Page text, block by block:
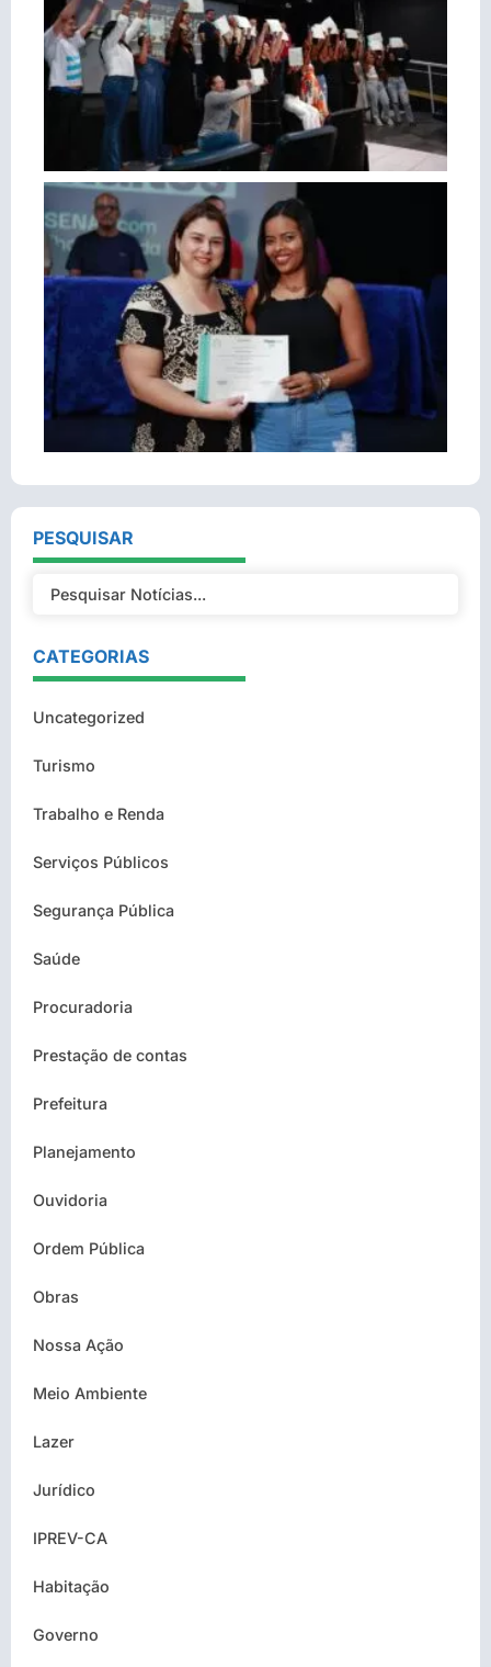
PESQUISAR
CATEGORIAS
Uncategorized
Turismo
Trabalho e Renda
Serviços Públicos
Segurança Pública
Saúde
Procuradoria
Prestação de contas
Prefeitura
Planejamento
Ouvidoria
Ordem Pública
Obras
Nossa Ação
Meio Ambiente
Lazer
Jurídico
IPREV-CA
Habitação
Governo